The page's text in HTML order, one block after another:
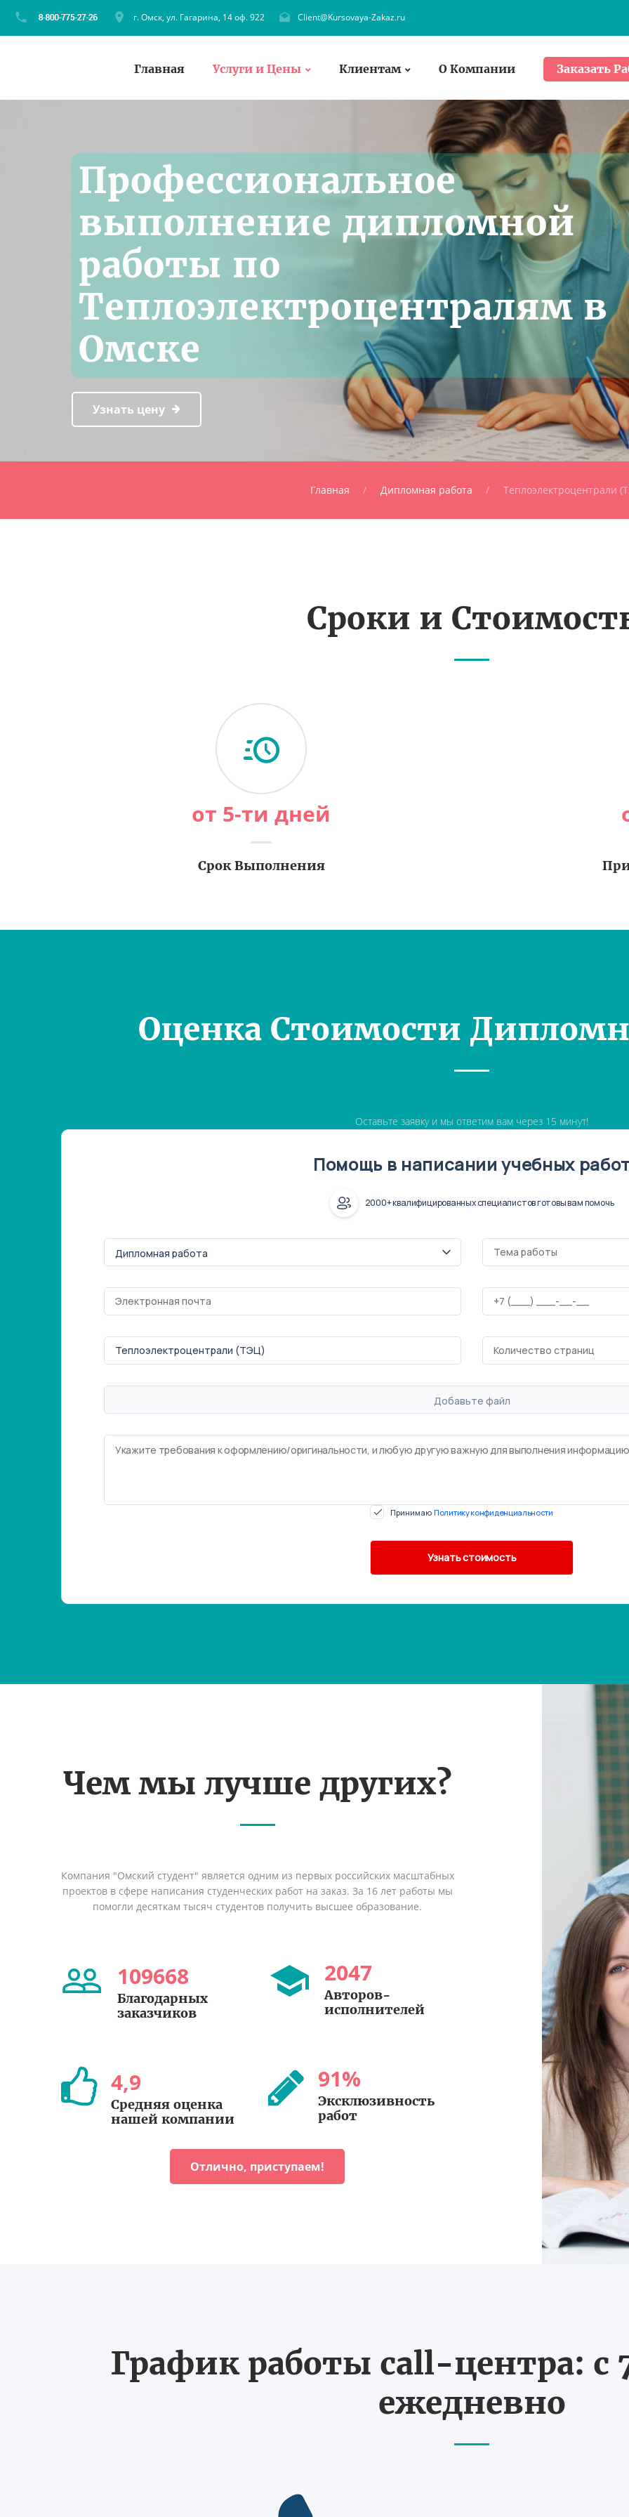
г. Омск, ул. Гагарина, 14 оф. 922 Client@Kursovaya-Zakaz.ru
Главная Услуги и Цены Клиентам О Компании Заказать
Профессиональное
выполнение дипломной
работы по
Теплоэлектроцентралям в
Омске
Узнать цену
Главная Дипломная работа Теплоэлектроцентрали
Сроки и
от 5-ти дней
Срок Выполнения
Оценка Стоимости
Оставьте заявку и мы ответим вам через 15 минут!
Помощь в написании учебных
2000+ квалифицированных специалистов готовы вам помочь
Добавьте файл
Принимаю Политику конфиденциальности
Чем мы лучше других?
Компания "Омский студент" является одним из первых российских масштабных
проектов в сфере написания студенческих работ на заказ. За 16 лет работы мы
помогли десяткам тысяч студентов получить высшее образование.
109668
Благодарных
заказчиков
2047
Авторов-
исполнителей
4,9
Средняя оценка
нашей компании
91%
Эксклюзивность
работ
Отлично, приступаем!
График работы call-центра: с
ежедневно